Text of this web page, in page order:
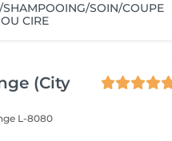
SHAMPOOING/SOIN/COUPE
CIRE
(City
L-8080